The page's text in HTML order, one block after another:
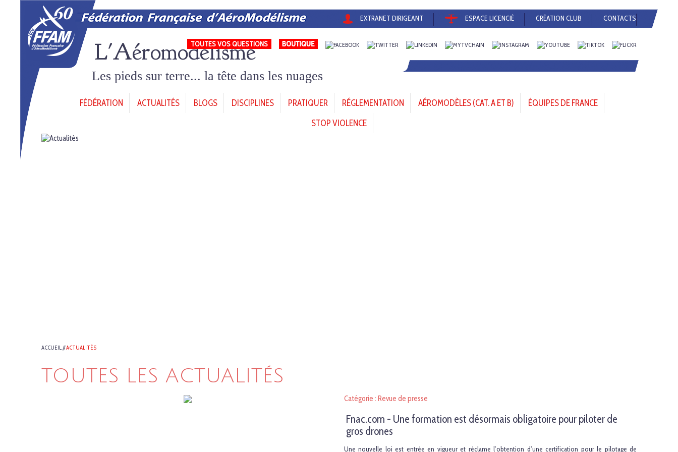
EXTRANET DIRIGEANT ESPACE LICENCIÉ CRÉATION CLUB CONTACTS
TOUTES VOS QUESTIONS
L'Aéromodélisme
Les pieds sur terre... la tête dans les nuages
FÉDÉRATION ACTUALITÉS BLOGS DISCIPLINES PRATIQUER RÉGLEMENTATION AÉROMODÈLES (CAT. A ET B)
ÉQUIPES DE FRANCE
STOP VIOLENCE
ACCUEIL//ACTUALITÉS
TOUTES LES ACTUALITÉS
Catégorie : Revue de presse
Fnac.com - Une formation est désormais obligatoire pour piloter de
gros drones
Une nouvelle loi est entrée en vigueur et réclame l’obtention d’une certification pour le pilotage de